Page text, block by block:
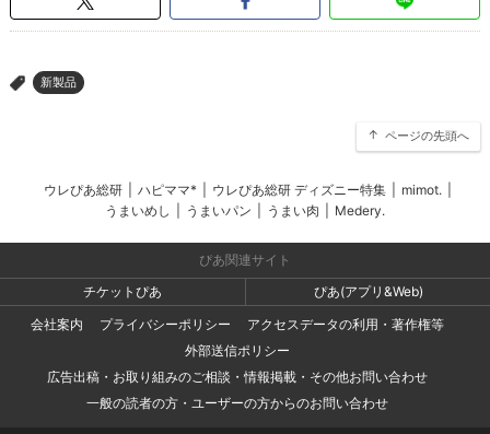
> 新製品
ページの先頭へ
ウレぴあ総研 ハピママ* ウレぴあ総研 ディズニー特集 mimot.
うまいめし
うまいパン うまい肉 Medery.
ぴあ関連サイト
チケットぴあ
ぴあ(アプリ&Web)
会社案内
プライバシーポリシー
アクセスデータの利用・著作権等
外部送信ポリシー
広告出稿・お取り組みのご相談・情報掲載・その他お問い合わせ
一般の読者の方・ユーザーの方からのお問い合わせ